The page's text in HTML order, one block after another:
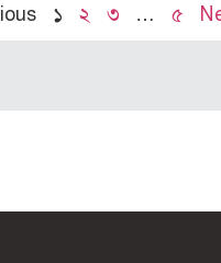
১ ২ ৩ … ৫